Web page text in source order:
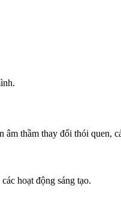
thầm thay đổi thói quen,
hoạt động sáng tạo.